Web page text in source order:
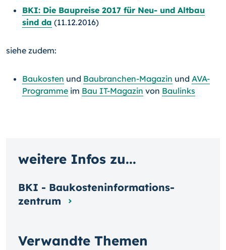
BKI: Die Baupreise 2017 für Neu- und Altbau
sind da (11.12.2016)
siehe zudem:
Baukosten und Baubranchen-Magazin und AVA-
Programme im Bau IT-Magazin von Baulinks
Verwandte Themen
weitere Infos zu...
BKI - Baukosten­informa­tions­
zentrum